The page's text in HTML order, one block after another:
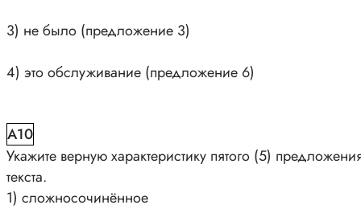
3) не было (предложение 3)
4) это обслуживание (предложение 6)
A10
Укажите верную характеристику пятого (5)
текста.
1) сложносочинённое